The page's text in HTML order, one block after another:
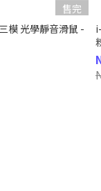
售完
模 光學靜音滑鼠 -